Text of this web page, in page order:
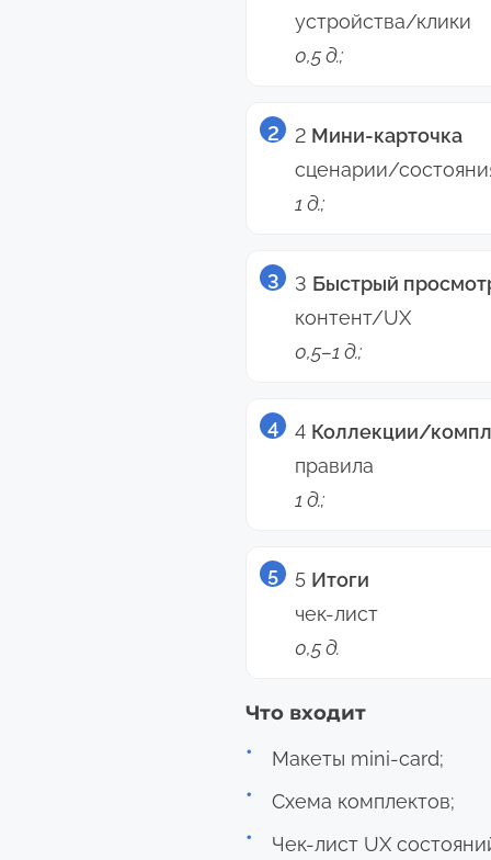
устройства/клики
0,5 д.;
2 Мини-карточка
сценарии/
1 д.;
3 Быстрый
контент/UX
0,5–1 д.;
4 Коллекции/
правила
1 д.;
5 Итоги
чек-лист
0,5 д.
Что входит
Макеты mini-card;
Схема комплектов;
Чек-лист UX